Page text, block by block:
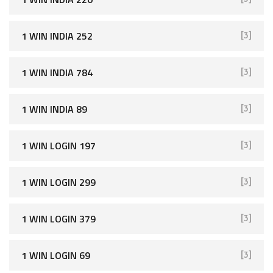
1 WIN INDIA 252 [3]
1 WIN INDIA 784 [3]
1 WIN INDIA 89 [3]
1 WIN LOGIN 197 [3]
1 WIN LOGIN 299 [3]
1 WIN LOGIN 379 [3]
1 WIN LOGIN 69 [3]